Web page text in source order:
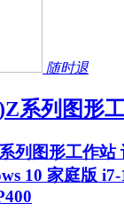
随时退
系列图形
列图形工作站
10 家庭版 i7-